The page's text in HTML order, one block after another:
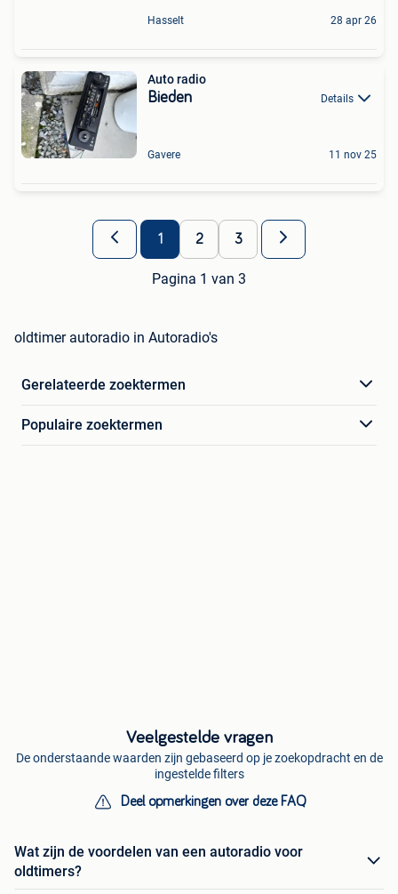
Hasselt 28 apr 26
Auto radio
Bieden Details
Gavere 11 nov 25
1 2 3
Pagina 1 van 3
oldtimer autoradio in Autoradio's
Gerelateerde zoektermen
Populaire zoektermen
Veelgestelde vragen
De onderstaande waarden zijn gebaseerd op je zoekopdracht en de
ingestelde filters
Deel opmerkingen over deze FAQ
Wat zijn de voordelen van een autoradio voor
oldtimers?